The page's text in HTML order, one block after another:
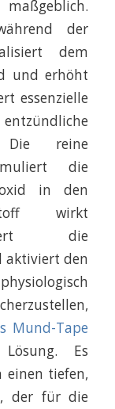
der
dem
und erhöht
essenzielle
Die reine
die
in den
wirkt
die
aktiviert den
Mund-Tape
Es
einen tiefen,
der für die